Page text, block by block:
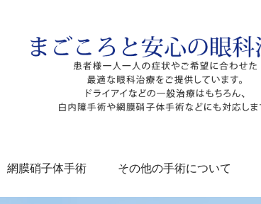
網膜硝子体手術 その他の手術について